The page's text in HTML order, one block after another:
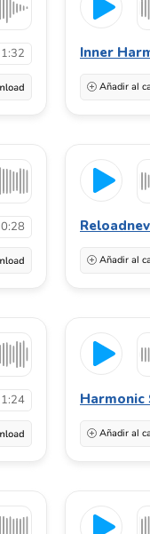
1:32 Inner
Añadir al
0:28
Añadir al
1:24 Harmonic
Añadir al